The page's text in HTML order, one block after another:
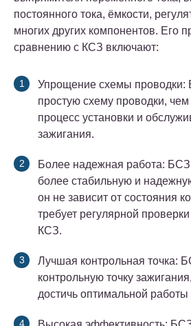
постоянного тока, ёмкости,
многих других компонентов. Его
сравнению с КСЗ включают:
Упрощение схемы проводки:
простую схему проводки,
процесс установки и
зажигания.
Более надежная работа: БСЗ
более стабильную и
он не зависит от состояния
требует регулярной
КСЗ.
Лучшая контрольная точка:
контрольную точку
достичь оптимальной работы